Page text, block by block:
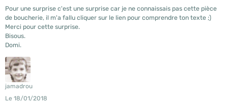
Pour une surprise c'est une surprise car je ne connaissais pas cette pièce
de boucherie, il m'a fallu cliquer sur le lien pour comprendre ton texte ;)
Merci pour cette surprise.
Bisous.
Domi.
jamadrou
Le 18/01/2018